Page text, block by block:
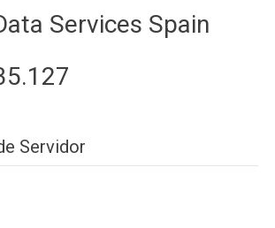
Services Spain
Servidor